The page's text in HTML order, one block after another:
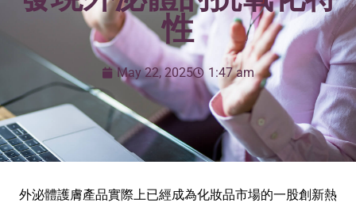
性
May 22, 2025 1:47 am
外泌體護膚產品實際上已經成為化妝品市場的一股創新熱